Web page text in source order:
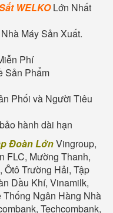
WELKOLớn Nhất
Máy Sản Xuất.
Phí
Sản Phẩm
Phối và Người Tiêu
hành dài hạn
Đoàn LớnVingroup,
FLC, Mường Thanh,
Trường Hải, Tập
Dầu Khí, Vinamilk,
Ngân Hàng Nhà
Techcombank,